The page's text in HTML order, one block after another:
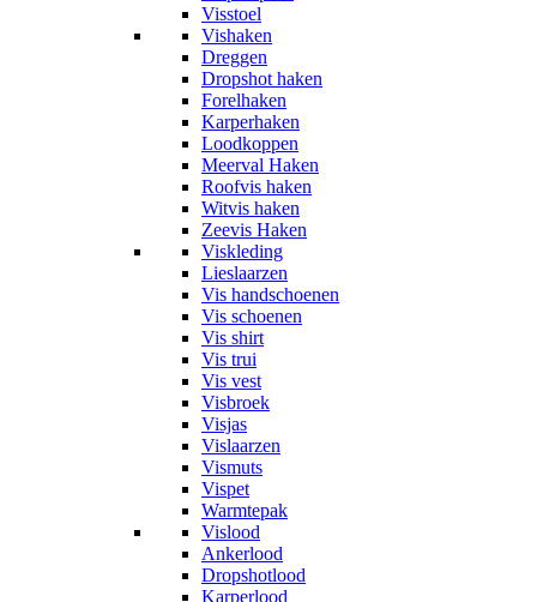
Visstoel
Vishaken
Dreggen
Dropshot haken
Forelhaken
Karperhaken
Loodkoppen
Meerval Haken
Roofvis haken
Witvis haken
Zeevis Haken
Viskleding
Lieslaarzen
Vis handschoenen
Vis schoenen
Vis shirt
Vis trui
Vis vest
Visbroek
Visjas
Vislaarzen
Vismuts
Vispet
Warmtepak
Vislood
Ankerlood
Dropshotlood
Karperlood